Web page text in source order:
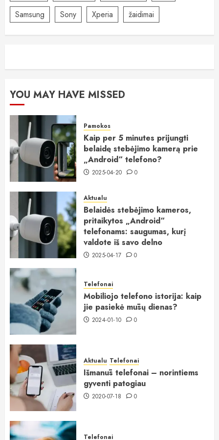
Samsung
Sony Xperia žaidimai
YOU MAY HAVE MISSED
Pamokos
Kaip per 5 minutes prijungti
belaidę stebėjimo kamerą prie
„Android“ telefono?
2025-04-20 0
Aktualu
Belaidės stebėjimo kameros,
pritaikytos „Android“
telefonams: saugumas, kurį
valdote iš savo delno
2025-04-17 0
Telefonai
Mobiliojo telefono istorija: kaip
jie pasiekė mūsų dienas?
2024-01-10 0
Aktualu Telefonai
Išmanūs telefonai – norintiems
gyventi patogiau
2020-07-18 0
Telefonai